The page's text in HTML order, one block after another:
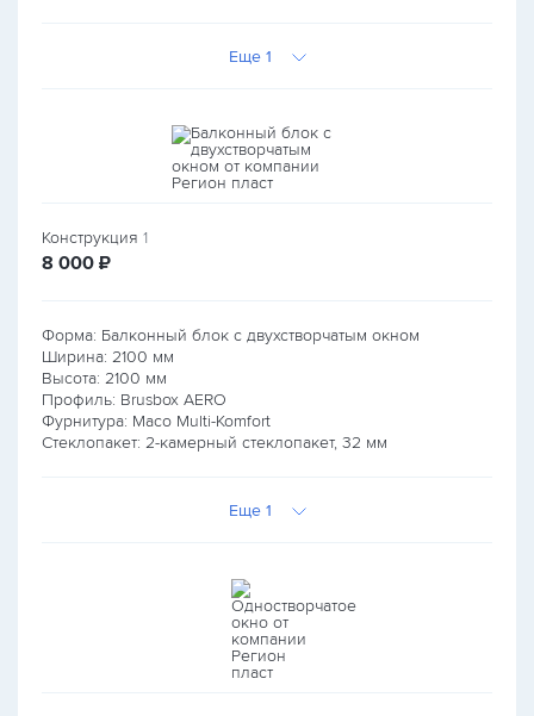
Еще 1
Конструкция 1
8 000 руб.
₽
Форма: Балконный блок с двухстворчатым окном
Ширина: 2100 мм
Высота: 2100 мм
Профиль: Brusbox AERO
Фурнитура: Maco Multi-Komfort
Стеклопакет: 2-камерный стеклопакет, 32 мм
Еще 1